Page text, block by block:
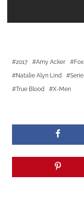
2017 Amy Acker Fox
Natalie Alyn Lind
Serie
True Blood
X-Men